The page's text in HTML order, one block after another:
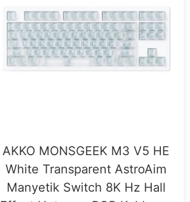
AKKO MONSGEEK M3 V5 HE
White Transparent AstroAim
Manyetik Switch 8K Hz Hall